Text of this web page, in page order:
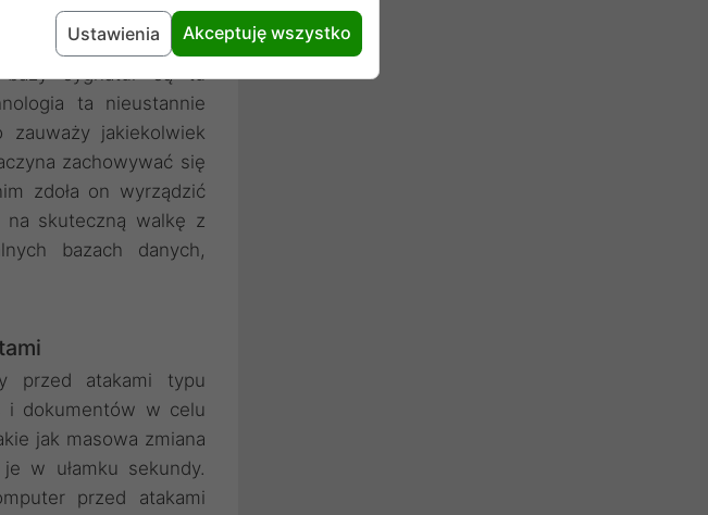
bazy sygnatur są tu
ta nieustannie
jakiekolwiek
zachowywać się
zdoła on wyrządzić
skuteczną walkę z
bazach danych,
przed atakami typu
i dokumentów w celu
jak masowa zmiana
w ułamku sekundy.
przed atakami
Ustawienia Akceptuję wszystko